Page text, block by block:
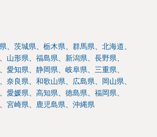
茨城県 栃木県 群馬県
北海道
山形県 福島県 新潟県
長野県
愛知県 静岡県 岐阜県
三重県
奈良県 和歌山県 広島県
岡山県
愛媛県 高知県 徳島県
福岡県
宮崎県 鹿児島県 沖縄県